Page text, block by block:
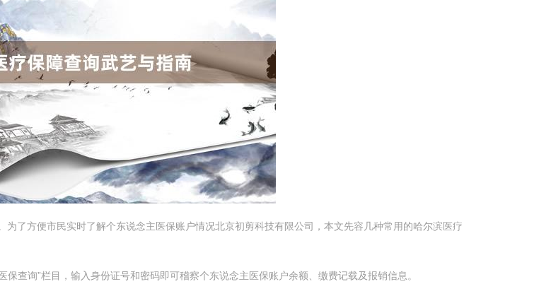
了方便市民实时了解个东说念主医保账户情况北京初剪科技有限公司，本文先容几种常用的哈尔滨医疗
查询”栏目，输入身份证号和密码即可稽察个东说念主医保账户余额、缴费记载及报销信息。